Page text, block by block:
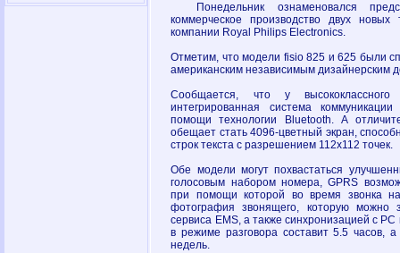
Понедельник ознаменовался
коммерческое производство двух
компании Royal Philips Electronics.
Отметим, что модели fisio 825 и 625 были
американским независимым дизайнерским
Сообщается, что у
интегрированная система
помощи технологии Bluetooth. А
обещает стать 4096-цветный экран,
строк текста с разрешением 112х112 точек.
Обе модели могут похвастаться
голосовым набором номера, GPRS
при помощи которой во время звонка
фотография звонящего, которую можно
сервиса EMS, а также синхронизацией с
в режиме разговора составит 5.5 часов,
недель.